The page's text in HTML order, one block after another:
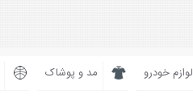
لوازم خودرو مد و پوشاک